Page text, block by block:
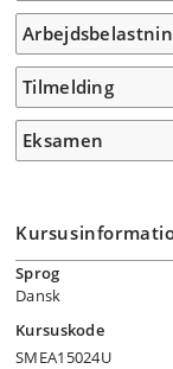
Tilmelding
Eksamen
Sprog
Dansk
Kursuskode
SMEA15024U